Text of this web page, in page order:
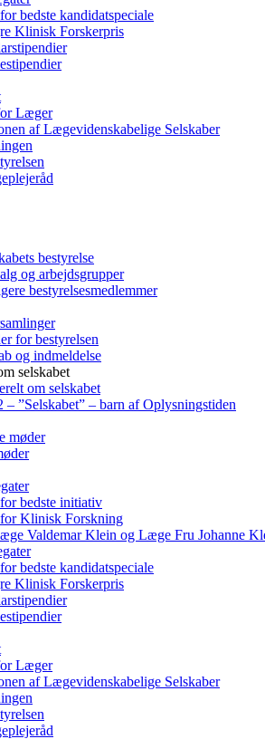
bedste kandidatspeciale
Klinisk Forskerpris
Læger
af Lægevidenskabelige Selskaber
bestyrelse
og arbejdsgrupper
bestyrelsesmedlemmer
for bestyrelsen
og indmeldelse
selskabet
om selskabet
– ”Selskabet” – barn af Oplysningstiden
møder
bedste initiativ
Klinisk Forskning
Valdemar Klein og Læge Fru Johanne
bedste kandidatspeciale
Klinisk Forskerpris
Læger
af Lægevidenskabelige Selskaber